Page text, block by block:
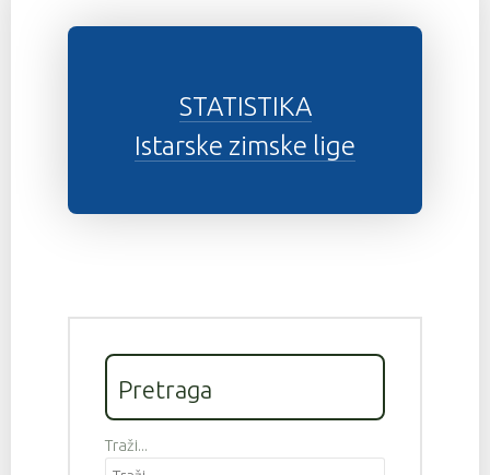
STATISTIKA
Istarske zimske lige
Pretraga
Traži...